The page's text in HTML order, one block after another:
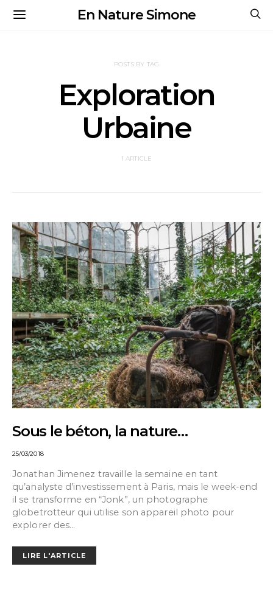
En Nature Simone
POSTS BY TAG
Exploration
Urbaine
1 ARTICLE
Sous le béton, la nature…
25/03/2018
Jonathan Jimenez travaille la semaine en tant
qu’analyste d’investissement à Paris, mais le week-end
il se transforme en “Jonk”, un photographe
globetrotteur qui utilise son appareil photo pour
explorer des…
LIRE L'ARTICLE